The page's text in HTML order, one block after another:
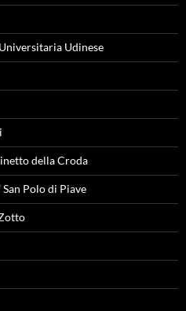
Udinese
della Croda
Polo di Piave